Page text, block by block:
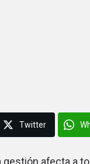
Twitter
gestión afecta a